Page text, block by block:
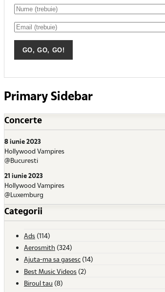
Primary Sidebar
Concerte
8 iunie 2023
Hollywood Vampires
@Bucuresti
21 iunie 2023
Hollywood Vampires
@Luxemburg
Categorii
Ads (114)
Aerosmith (324)
Ajuta-ma sa gasesc (14)
Best Music Videos (2)
Biroul tau (8)